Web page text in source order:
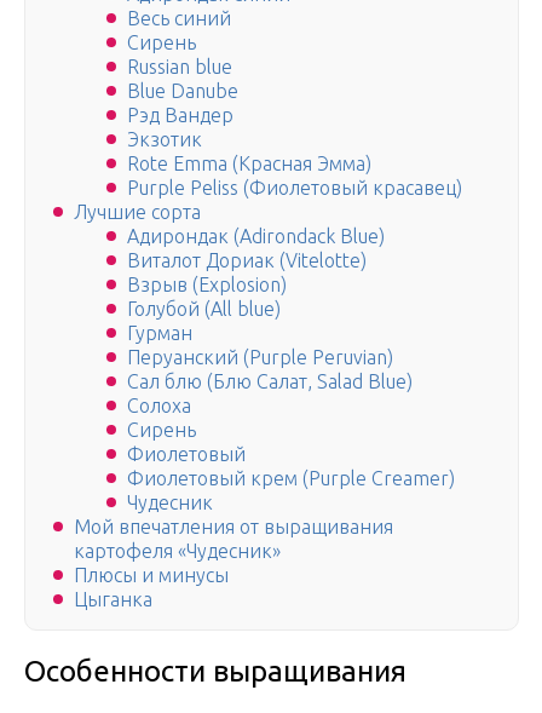
Весь синий
Сирень
Russian blue
Blue Danube
Рэд Вандер
Экзотик
Rote Emma (Красная Эмма)
Purple Peliss (Фиолетовый красавец)
Лучшие сорта
Адирондак (Adirondack Blue)
Виталот Дориак (Vitelotte)
Взрыв (Explosion)
Голубой (All blue)
Гурман
Перуанский (Purple Peruvian)
Сал блю (Блю Салат, Salad Blue)
Солоха
Сирень
Фиолетовый
Фиолетовый крем (Purple Creamer)
Чудесник
Мой впечатления от выращивания
картофеля «Чудесник»
Плюсы и минусы
Цыганка
Особенности выращивания